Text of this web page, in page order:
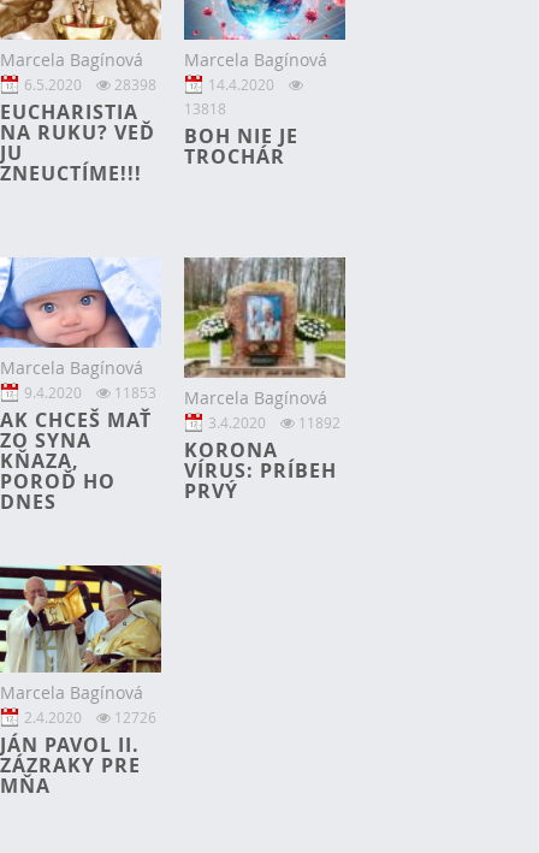
Marcela Bagínová
6.5.2020 28398
EUCHARISTIA
NA RUKU? VEĎ
JU
ZNEUCTÍME!!!
Marcela Bagínová
14.4.2020
13818
BOH NIE JE
TROCHÁR
Marcela Bagínová
9.4.2020 11853
AK CHCEŠ MAŤ
ZO SYNA
KŇAZA,
POROĎ HO
DNES
Marcela Bagínová
3.4.2020 11892
KORONA
VÍRUS: PRÍBEH
PRVÝ
Marcela Bagínová
2.4.2020 12726
JÁN PAVOL II.
ZÁZRAKY PRE
MŇA